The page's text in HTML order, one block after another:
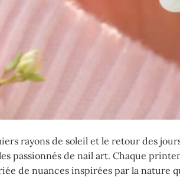
rayons de soleil et le retour des
passionnés de nail art. Chaque
de nuances inspirées par la nature